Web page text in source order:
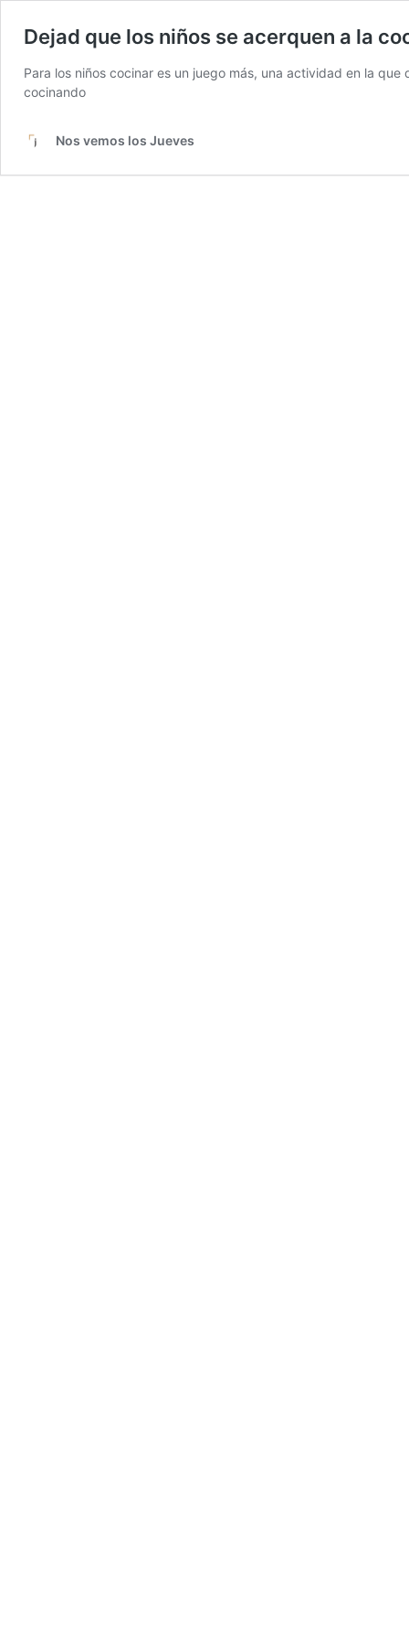
Dejad que los niños se acerquen a la
Para los niños cocinar es un juego más, una actividad en la
cocinando
Nos vemos los Jueves